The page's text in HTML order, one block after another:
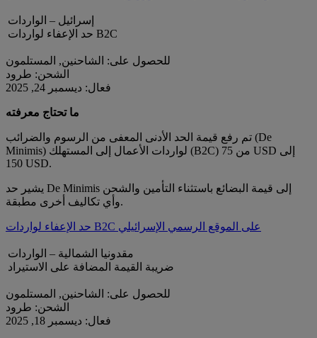
إسرائيل – الواردات
حد الإعفاء لواردات B2C
للحصول على: الشاحنين, المستلمون
الشحن: طرود
فعال: ديسمبر 24, 2025
ما تحتاج معرفته
تم رفع قيمة الحد الأدنى المعفى من الرسوم والضرائب (De
Minimis) لواردات الأعمال إلى المستهلك (B2C) من 75 USD إلى
150 USD.
يشير حد De Minimis إلى قيمة البضائع باستثناء التأمين والشحن
وأي تكاليف أخرى مطبقة.
حد الإعفاء لواردات B2C على الموقع الرسمي الإسرائيلي
مقدونيا الشمالية – الواردات
ضريبة القيمة المضافة على الاستيراد
للحصول على: الشاحنين, المستلمون
الشحن: طرود
فعال: ديسمبر 18, 2025